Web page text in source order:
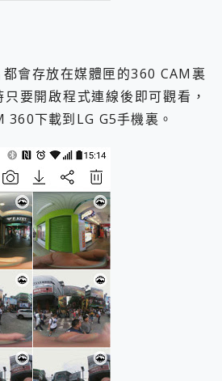
會存放在媒體匣的360 CAM裏
要開啟程式連線後即可觀看，
360下載到LG G5手機裏。